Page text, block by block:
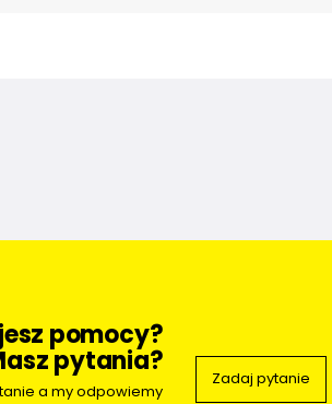
pomocy?
pytania?
a my odpowiemy
Zadaj pytanie